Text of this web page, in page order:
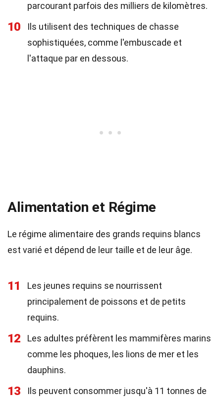
parcourant parfois des milliers de kilomètres.
10
Ils utilisent des techniques de chasse
sophistiquées, comme l'embuscade et
l'attaque par en dessous.
Alimentation et Régime
Le régime alimentaire des grands requins blancs
est varié et dépend de leur taille et de leur âge.
11
Les jeunes requins se nourrissent
principalement de poissons et de petits
requins.
12
Les adultes préfèrent les mammifères marins
comme les phoques, les lions de mer et les
dauphins.
13 Ils peuvent consommer jusqu'à 11 tonnes de